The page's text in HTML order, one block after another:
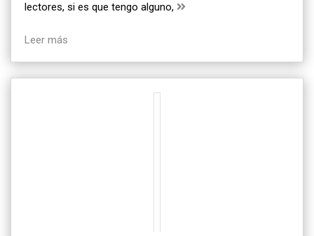
lectores, si es que tengo alguno,
Leer más